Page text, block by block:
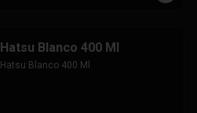
Hatsu Blanco 400 Ml
Hatsu Blanco 400 Ml